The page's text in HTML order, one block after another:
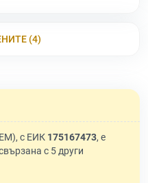
(4)
с ЕИК 175167473, е
с 5 други